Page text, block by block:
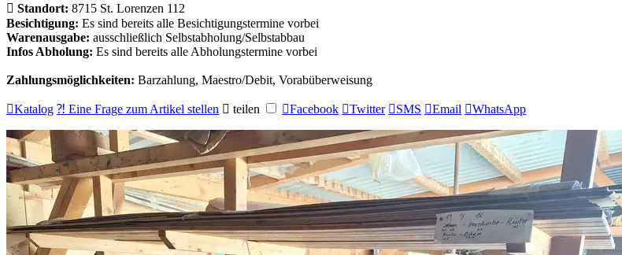
 Standort: 8715 St. Lorenzen 112
Besichtigung: Es sind bereits alle Besichtigungstermine vorbei
Warenausgabe: ausschließlich Selbstabholung/Selbstabbau
Infos Abholung: Es sind bereits alle Abholungstermine vorbei
Zahlungsmöglichkeiten: Barzahlung, Maestro/Debit, Vorabüberweisung
Katalog ⁈ Eine Frage zum Artikel stellen  teilen Facebook Twitter SMS Email WhatsApp